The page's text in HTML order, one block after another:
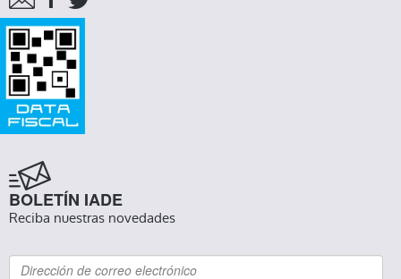
BOLETÍN IADE
Reciba nuestras novedades